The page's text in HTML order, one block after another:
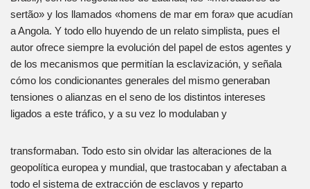
sertão» y los llamados «homens de mar em fora» que acudían
a Angola. Y todo ello huyendo de un relato simplista, pues el
autor ofrece siempre la evolución del papel de estos agentes y
de los mecanismos que permitían la esclavización, y señala
cómo los condicionantes generales del mismo generaban
tensiones o alianzas en el seno de los distintos intereses
ligados a este tráfico, y a su vez lo modulaban y
transformaban. Todo esto sin olvidar las alteraciones de la
geopolítica europea y mundial, que trastocaban y afectaban a
todo el sistema de extracción de esclavos y reparto